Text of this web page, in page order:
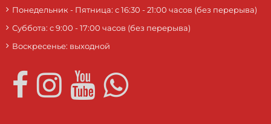
Понедельник - Пятница: с 16:30 - 21:00 часов (без перерыва)
Суббота: c 9:00 - 17:00 часов (без перерыва)
Воскресенье: выходной